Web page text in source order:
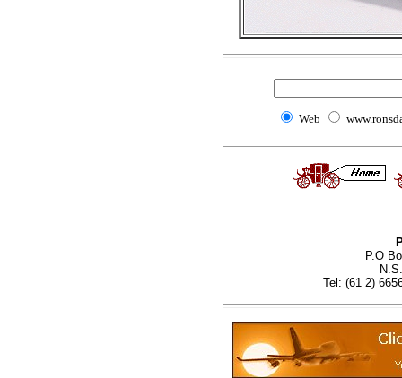
Web
P.O
Tel: (61 2)